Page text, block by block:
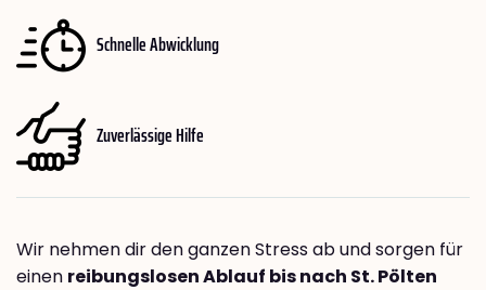
Schnelle Abwicklung
Zuverlässige Hilfe
Wir nehmen dir den ganzen Stress ab und sorgen für
einen reibungslosen Ablauf bis nach St. Pölten